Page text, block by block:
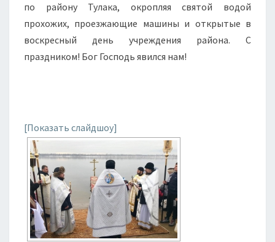
по району Тулака, окропляя святой водой
прохожих, проезжающие машины и открытые в
воскресный день учреждения района. С
праздником! Бог Господь явился нам!
[Показать слайдшоу]